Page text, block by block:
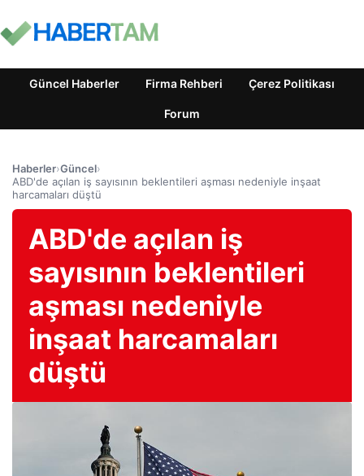
Güncel Haberler Firma Rehberi Çerez Politikası
Forum
Haberler›Güncel›
ABD'de açılan iş sayısının beklentileri aşması nedeniyle inşaat
harcamaları düştü
ABD'de açılan iş
sayısının beklentileri
aşması nedeniyle
inşaat harcamaları
düştü